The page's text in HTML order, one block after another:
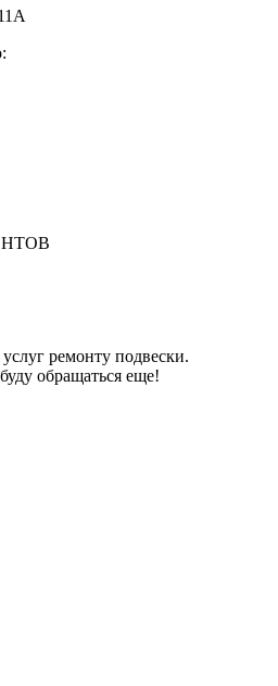
ремонту подвески.
обращаться еще!